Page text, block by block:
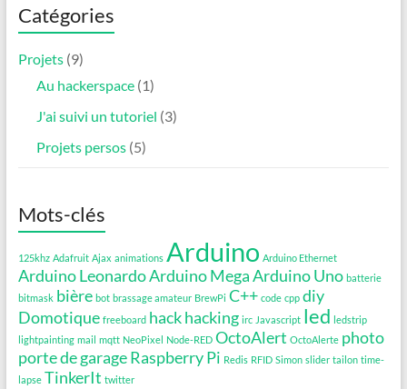
Catégories
Projets(9)
Au hackerspace(1)
J'ai suivi un tutoriel (3)
Projets persos(5)
Mots-clés
125khz Adafruit Ajax animations Arduino Arduino Ethernet
Arduino LeonardoArduino MegaArduino Uno batterie
bitmask bière bot brassage amateur BrewPi C++ code cpp diy
Domotique freeboard hack hacking irc Javascript led ledstrip
lightpainting mail mqtt NeoPixel Node-RED OctoAlert OctoAlerte photo
porte de garage Raspberry Pi Redis RFID Simon slider tailon time-
lapse TinkerIt twitter